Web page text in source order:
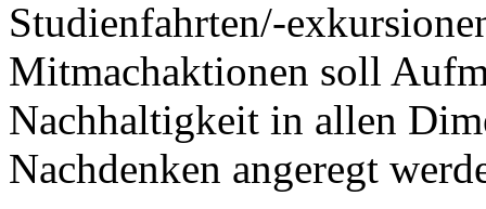
Studienfahrten/-
Mitmachaktionen soll
Nachhaltigkeit in allen
Nachdenken angeregt